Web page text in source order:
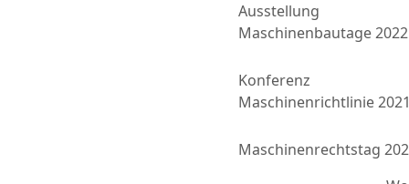
Ausstellung
Maschinenbautage 2022
Konferenz
Maschinenrichtlinie
Maschinenrechtstag